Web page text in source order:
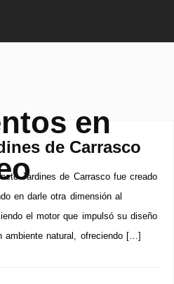
en
de Carrasco
Jardines de Carrasco fue creado
en darle otra dimensión al
el motor que impulsó su diseño
ambiente natural, ofreciendo […]